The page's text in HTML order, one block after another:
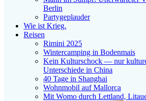
Berlin
Partygeplauder
Wie ist Krieg.
Reisen
Rimini 2025
Wintercamping in Bodenmais
Kein Kulturschock — nur
Unterschiede in China
40 Tage in Shanghai
Wohnmobil auf Mallorca
Mit Womo durch Lettland,